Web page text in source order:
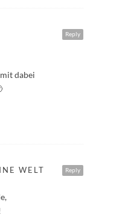
Reply
dabei
Reply
WELT